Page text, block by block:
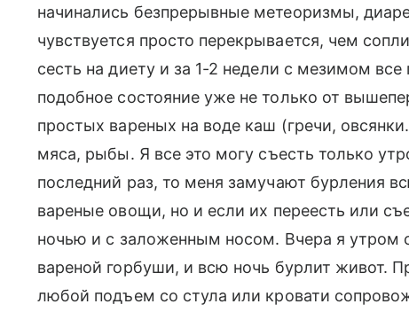
начинались безпрерывные метеоризмы,
чувствуется просто перекрывается, чем
сесть на диету и за 1-2 недели с мезимом
подобное состояние уже не только от
простых вареных на воде каш (гречи,
мяса, рыбы. Я все это могу съесть только
последний раз, то меня замучают бурления
вареные овощи, но и если их переесть или
ночью и с заложенным носом. Вчера я утром
вареной горбуши, и всю ночь бурлит живот.
любой подъем со стула или кровати